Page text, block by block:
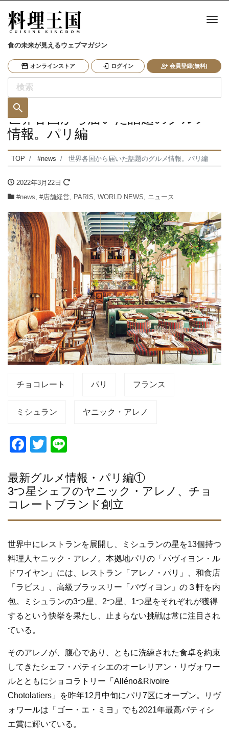
食の未来が見えるウェブマガジン
オンラインストア ログイン 会員登録(無料)
ナ
世界各国から届いた話題のグルメ
情報。パリ編
TOP #news 世界各国から届いた話題のグルメ情報。パリ編
2022年3月22日
#news, #店舗経営, PARIS, WORLD NEWS, ニュース
チョコレート パリ フランス
ミシュラン ヤニック・アレノ
F
c
e
b
o
o
k
T
tt
er
e
最新グルメ情報・パリ編①
3つ星シェフのヤニック・アレノ、チョ
コレートブランド創立
世界中にレストランを展開し、ミシュランの星を13個持つ
料理人ヤニック・アレノ。本拠地パリの「パヴィヨン・ル
ドワイヤン」には、レストラン「アレノ・パリ」、和食店
「ラビス」、高級ブラッスリー「パヴィヨン」の３軒を内
包。ミシュランの3つ星、2つ星、1つ星をそれぞれが獲得
するという快挙を果たし、止まらない挑戦は常に注目され
ている。
そのアレノが、腹心であり、ともに洗練された食卓を約束
してきたシェフ・パティシエのオーレリアン・リヴォワー
ルとともにショコラトリー「Alléno&Rivoire
Chotolatiers」を昨年12月中旬にパリ7区にオープン。リヴ
ォワールは「ゴー・エ・ミヨ」でも2021年最高パティシ
エ賞に輝いている。